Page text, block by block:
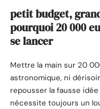
petit budget,
pourquoi 20 000
se lancer
Mettre la main sur 20
astronomique, ni
repousser la fausse
nécessite toujours un